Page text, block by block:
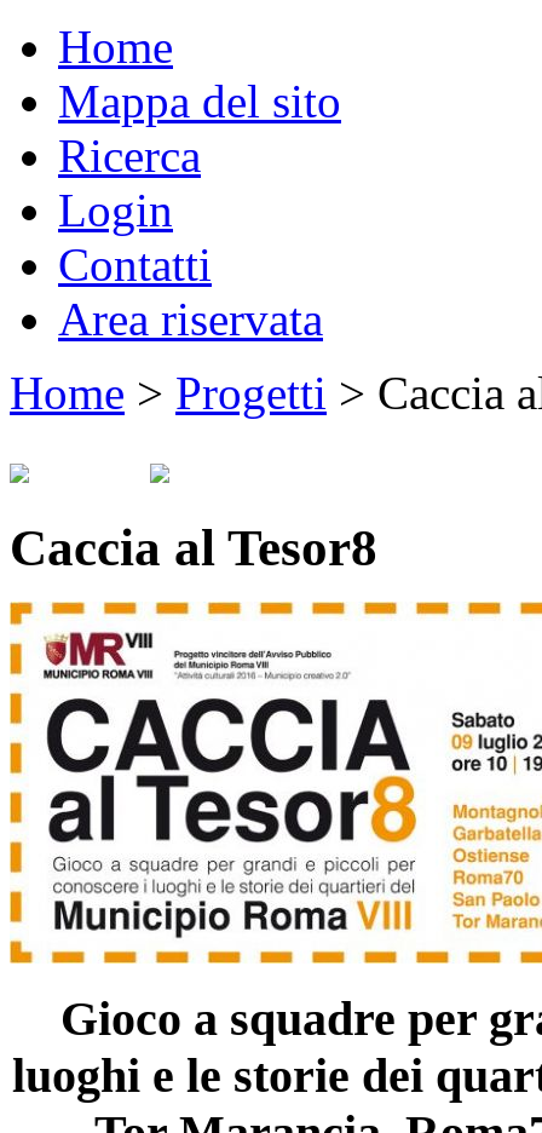
Home
Mappa del sito
Ricerca
Login
Contatti
Area riservata
Home > Progetti > Caccia
Caccia al Tesor8
Gioco a squadre per
luoghi e le storie dei